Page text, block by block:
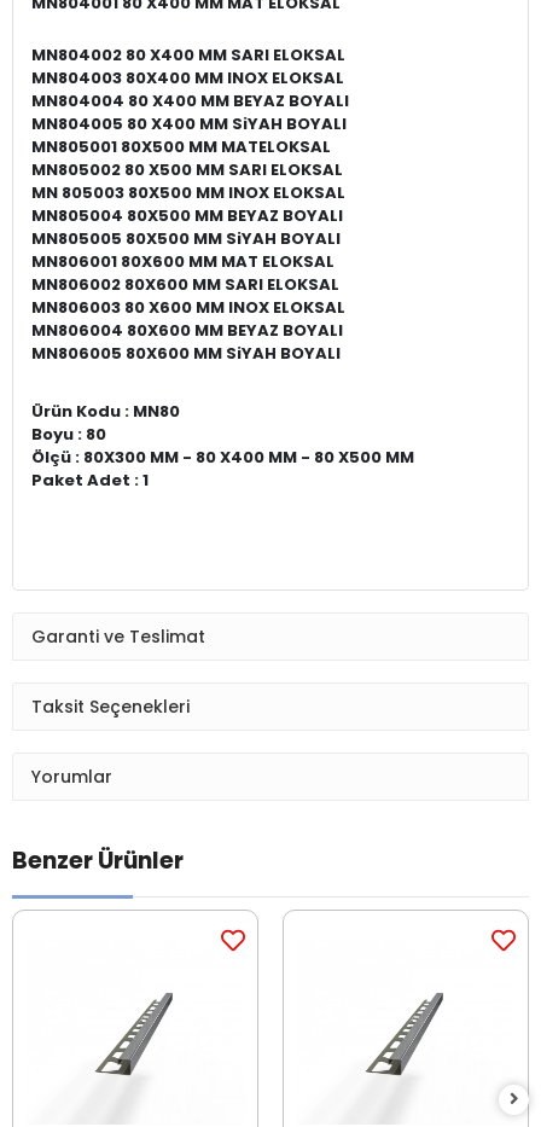
MN804002 80 X400 MM SARI ELOKSAL
MN804003 80X400 MM INOX ELOKSAL
MN804004 80 X400 MM BEYAZ BOYALI
MN804005 80 X400 MM SiYAH BOYALI
MN805001 80X500 MM MATELOKSAL
MN805002 80 X500 MM SARI ELOKSAL
MN 805003 80X500 MM INOX ELOKSAL
MN805004 80X500 MM BEYAZ BOYALI
MN805005 80X500 MM SiYAH BOYALI
MN806001 80X600 MM MAT ELOKSAL
MN806002 80X600 MM SARI ELOKSAL
MN806003 80 X600 MM INOX ELOKSAL
MN806004 80X600 MM BEYAZ BOYALI
MN806005 80X600 MM SiYAH BOYALI
Ürün Kodu : MN80
Boyu : 80
Ölçü : 80X300 MM - 80 X400 MM - 80 X500 MM
Paket Adet : 1
Garanti ve Teslimat
Taksit Seçenekleri
Yorumlar
Benzer Ürünler